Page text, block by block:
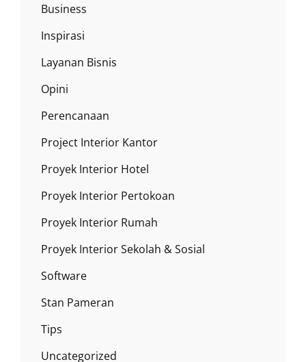
Business
Inspirasi
Layanan Bisnis
Opini
Perencanaan
Project Interior Kantor
Proyek Interior Hotel
Proyek Interior Pertokoan
Proyek Interior Rumah
Proyek Interior Sekolah & Sosial
Software
Stan Pameran
Tips
Uncategorized